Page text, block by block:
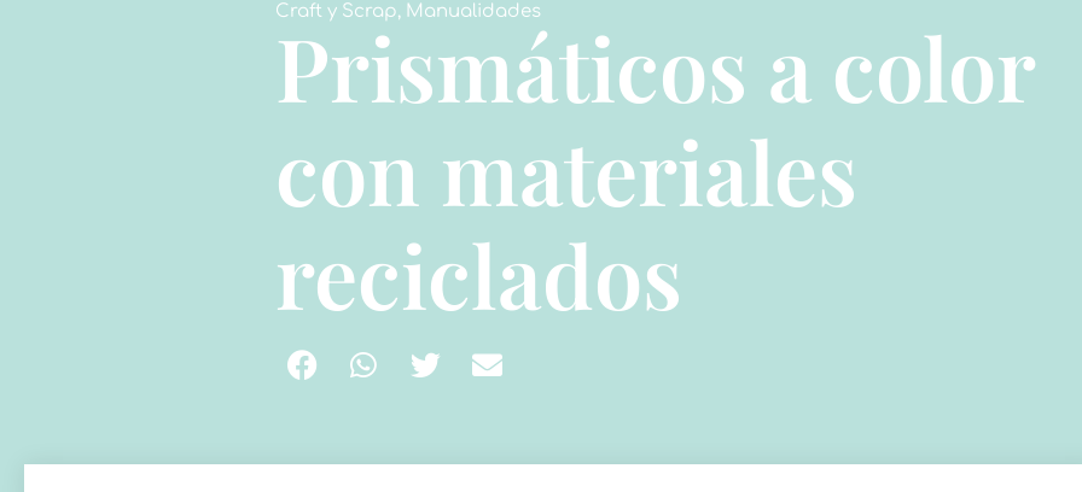
Craft y Scrap, Manualidades
Prismáticos a color
con materiales
reciclados